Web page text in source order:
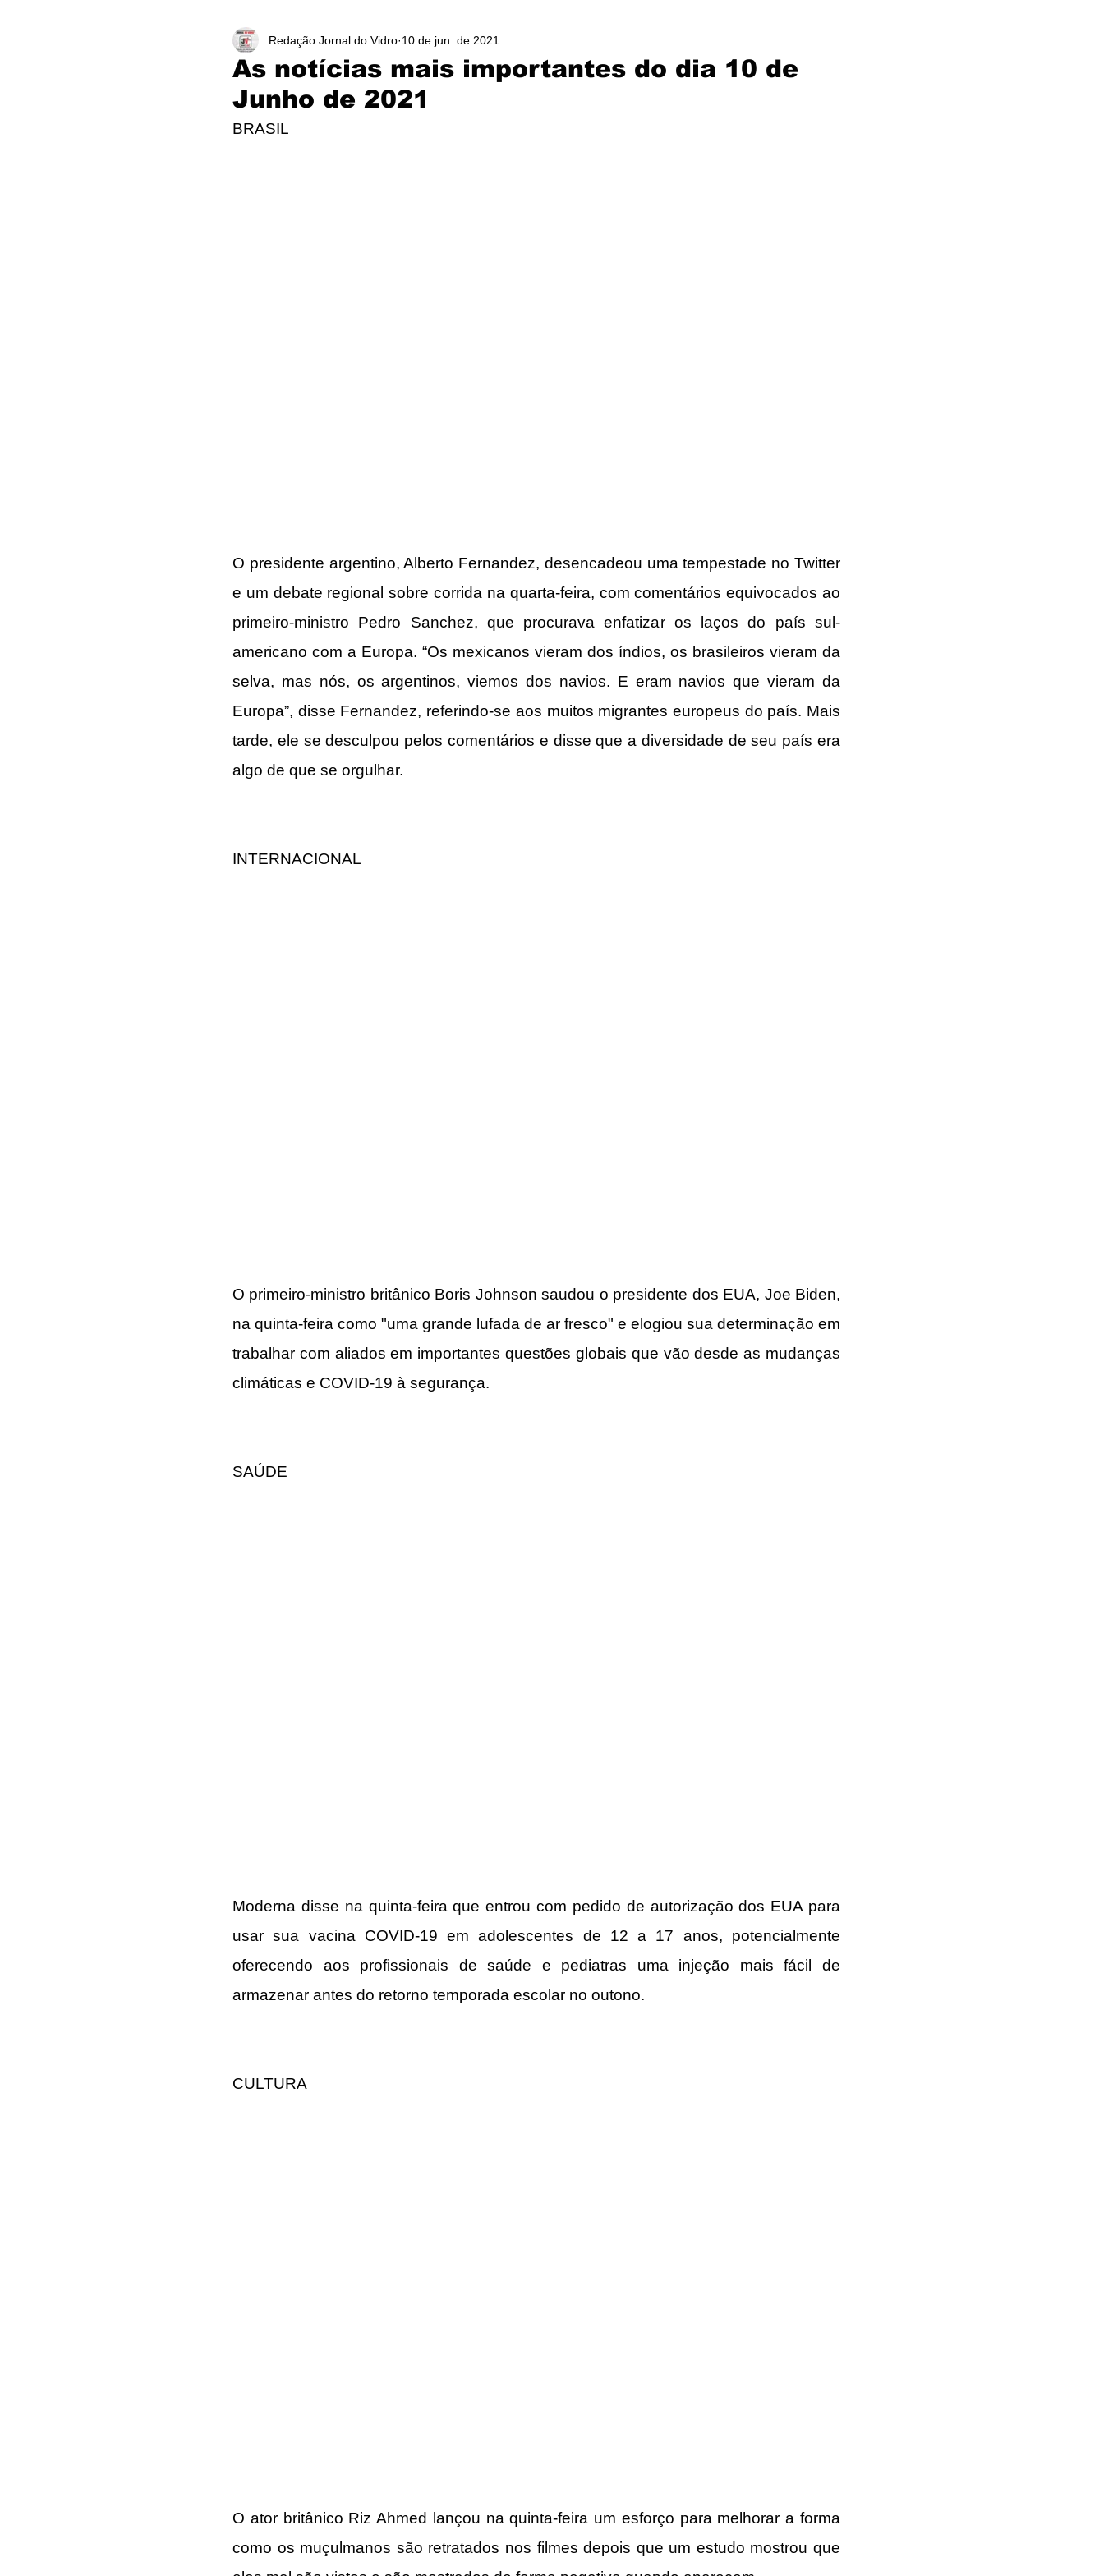
As notícias mais importantes do dia 10 de
Junho de 2021
Redação Jornal do Vidro 10 de jun. de 2021
BRASIL
O presidente argentino, Alberto Fernandez, desencadeou uma tempestade no Twitter
e um debate regional sobre corrida na quarta-feira, com comentários equivocados ao
primeiro-ministro Pedro Sanchez, que procurava enfatizar os laços do país sul-
americano com a Europa. “Os mexicanos vieram dos índios, os brasileiros vieram da
selva, mas nós, os argentinos, viemos dos navios. E eram navios que vieram da
Europa”, disse Fernandez, referindo-se aos muitos migrantes europeus do país. Mais
tarde, ele se desculpou pelos comentários e disse que a diversidade de seu país era
algo de que se orgulhar.
INTERNACIONAL
O primeiro-ministro britânico Boris Johnson saudou o presidente dos EUA, Joe Biden,
na quinta-feira como "uma grande lufada de ar fresco" e elogiou sua determinação em
trabalhar com aliados em importantes questões globais que vão desde as mudanças
climáticas e COVID-19 à segurança.
SAÚDE
Moderna disse na quinta-feira que entrou com pedido de autorização dos EUA para
usar sua vacina COVID-19 em adolescentes de 12 a 17 anos, potencialmente
oferecendo aos profissionais de saúde e pediatras uma injeção mais fácil de
armazenar antes do retorno temporada escolar no outono.
CULTURA
O ator britânico Riz Ahmed lançou na quinta-feira um esforço para melhorar a forma
como os muçulmanos são retratados nos filmes depois que um estudo mostrou que